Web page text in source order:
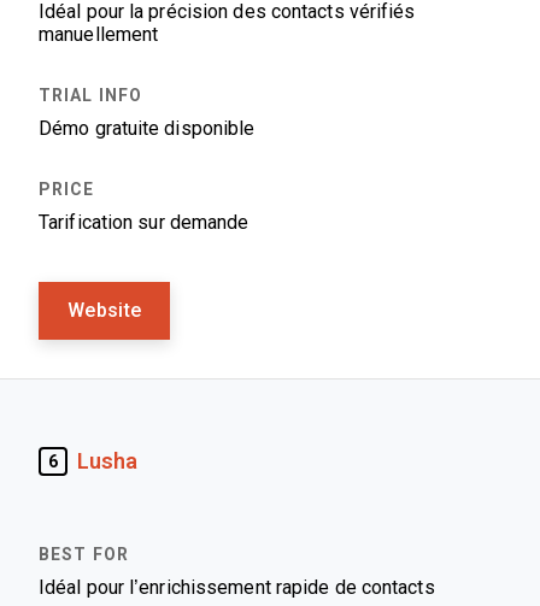
Idéal pour la précision des contacts vérifiés
manuellement
Démo gratuite disponible
Tarification sur demande
Website
6 Lusha
Idéal pour l’enrichissement rapide de contacts